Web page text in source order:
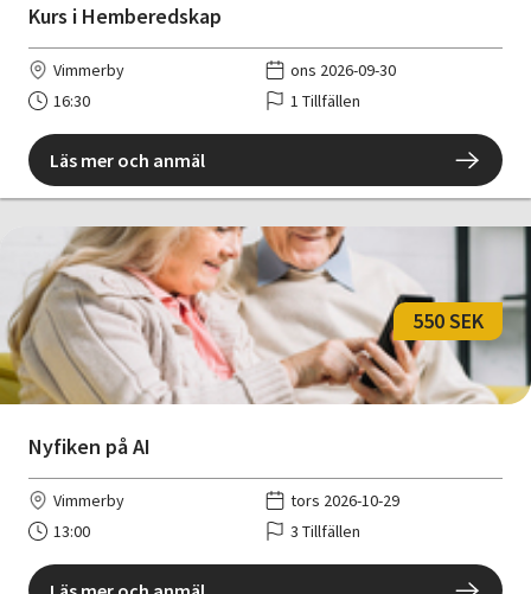
Kurs i Hemberedskap
Vimmerby
ons 2026-09-30
16:30
1 Tillfällen
Läs mer och anmäl
Nyfiken på AI
550 SEK
Vimmerby
tors 2026-10-29
13:00
3 Tillfällen